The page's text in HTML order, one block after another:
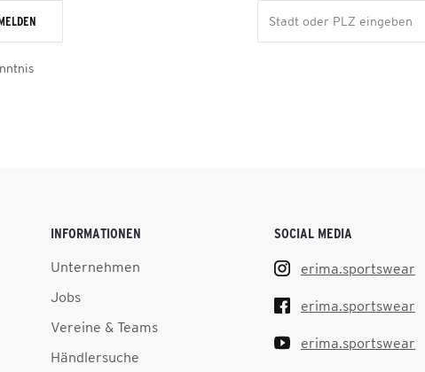
INFORMATIONEN
Unternehmen
Jobs
Vereine & Teams
Händlersuche
SOCIAL MEDIA
erima.sportswear
erima.sportswear
erima.sportswear